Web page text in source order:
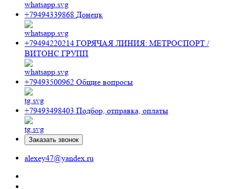
+79494339868 Донецк
+79494220214 ГОРЯЧАЯ ЛИНИЯ: МЕТРОСПОРТ /
ВИТОНС ГРУПП
+79493500962 Общие вопросы
+79493498403 Подбор, отправка, оплаты
Заказать звонок
alexey47@yandex.ru